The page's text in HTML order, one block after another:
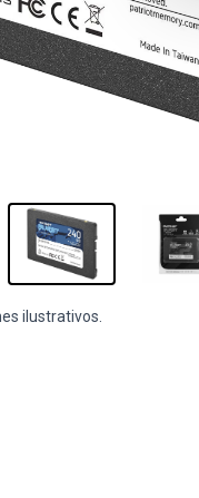
ilustrativos.